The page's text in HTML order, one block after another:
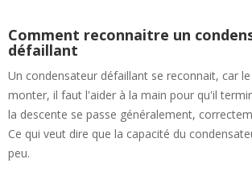
Comment reconnaitre un
défaillant
Un condensateur défaillant se reconnait, car
monter, il faut l'aider à la main pour qu'il
la descente se passe généralement,
Ce qui veut dire que la capacité du
peu.